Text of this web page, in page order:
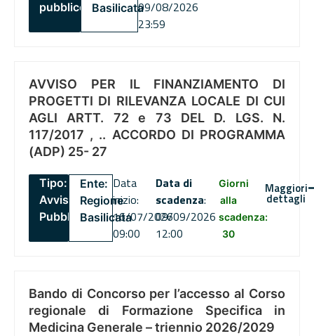
pubblico Basilicata09/08/2026
23:59
AVVISO PER IL FINANZIAMENTO DI
PROGETTI DI RILEVANZA LOCALE DI CUI
AGLI ARTT. 72 e 73 DEL D. LGS. N.
117/2017 , .. ACCORDO DI PROGRAMMA
(ADP) 25- 27
Tipo:
Avviso
Pubblico
Ente:
Regione
Basilicata
Data
inizio:
16/07/2026
09:00
Data di
scadenza:
09/09/2026
12:00
Giorni
alla
scadenza:
30
Maggiori
dettagli
Bando di Concorso per l’accesso al Corso
regionale di Formazione Specifica in
Medicina Generale – triennio 2026/2029